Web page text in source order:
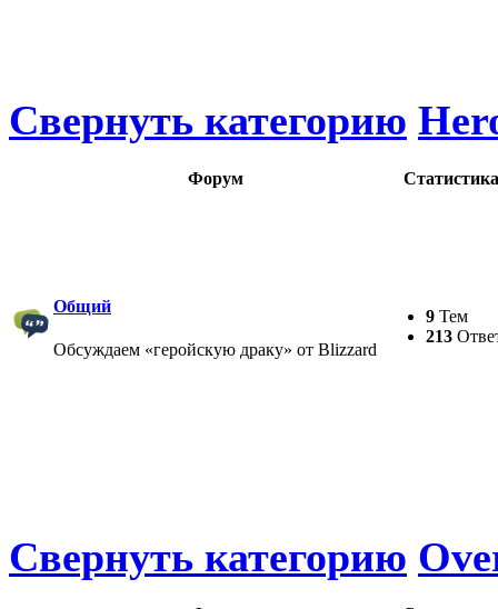
Свернуть категорию
Форум Статистика
Общий
Обсуждаем «геройскую драку» от Blizzard
9 Тем
213
Свернуть категорию